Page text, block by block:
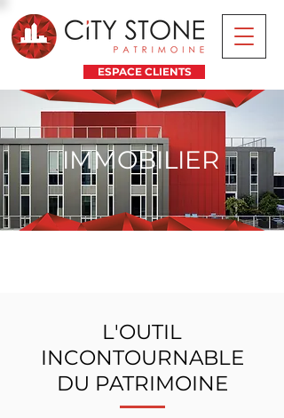
ESPACE CLIENTS
IMMOBILIER
L'OUTIL
INCONTOURNABLE
DU PATRIMOINE